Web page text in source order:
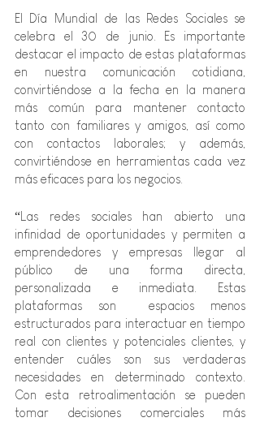
El Día Mundial de las Redes Sociales se
celebra el 30 de junio. Es importante
destacar el impacto de estas plataformas
en nuestra comunicación cotidiana,
convirtiéndose a la fecha en la manera
más común para mantener contacto
tanto con familiares y amigos, así como
con contactos laborales; y además,
convirtiéndose en herramientas cada vez
más eficaces para los negocios.
“Las redes sociales han abierto una
infinidad de oportunidades y permiten a
emprendedores y empresas llegar al
público de una forma directa,
personalizada e inmediata. Estas
plataformas son  espacios menos
estructurados para interactuar en tiempo
real con clientes y potenciales clientes, y
entender cuáles son sus verdaderas
necesidades en determinado contexto.
Con esta retroalimentación se pueden
tomar decisiones comerciales más